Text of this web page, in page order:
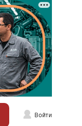
Войти